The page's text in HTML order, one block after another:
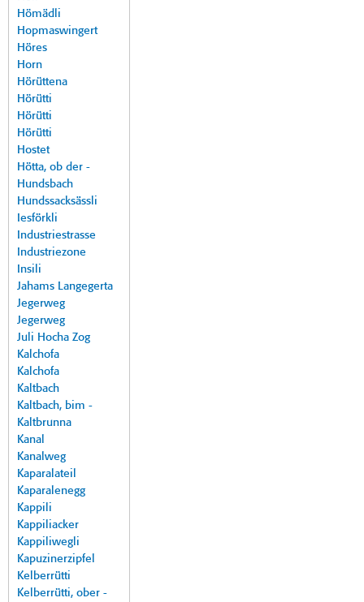
Hömädli
Hopmaswingert
Höres
Horn
Hörüttena
Hörütti
Hörütti
Hörütti
Hostet
Hötta, ob der -
Hundsbach
Hundssacksässli
Iesförkli
Industriestrasse
Industriezone
Insili
Jahams Langegerta
Jegerweg
Jegerweg
Juli Hocha Zog
Kalchofa
Kalchofa
Kaltbach
Kaltbach, bim -
Kaltbrunna
Kanal
Kanalweg
Kaparalateil
Kaparalenegg
Kappili
Kappiliacker
Kappiliwegli
Kapuzinerzipfel
Kelberrütti
Kelberrütti, ober -